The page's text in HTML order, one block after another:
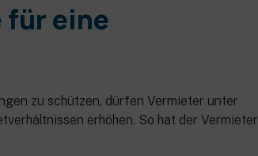
für eine
zu schützen, dürfen Vermieter unter
erhöhen. So hat der Vermieter